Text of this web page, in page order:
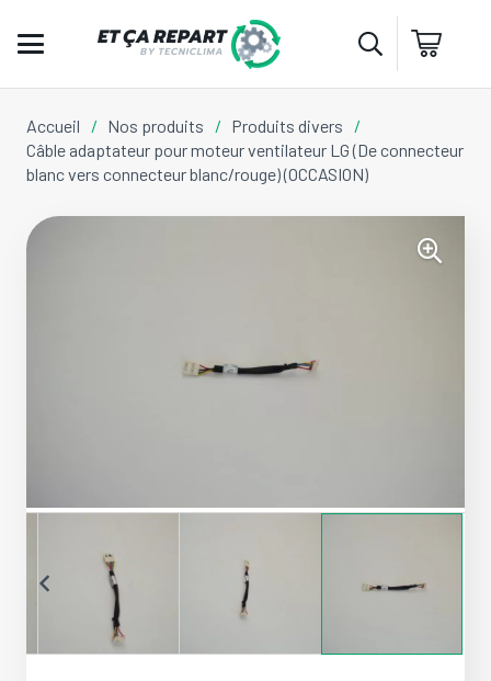
Accueil / Nos produits / Produits divers
/
Câble adaptateur pour moteur ventilateur LG (De connecteur
blanc vers connecteur blanc/rouge) (OCCASION)